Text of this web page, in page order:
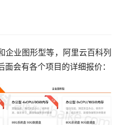
企业图形型等，阿里云百科列
会有各个项目的详细报价：